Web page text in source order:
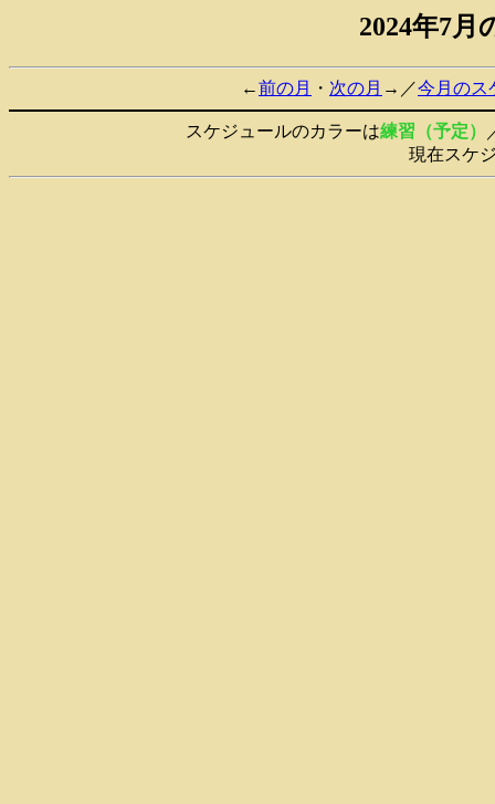
2024年7月
←前の月 ・ 次の月 →／今月のス
スケジュールのカラーは練習（予定）
現在スケ